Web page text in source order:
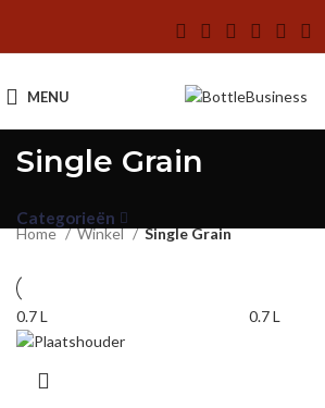
MENU
Single Grain
Categorieën
Home Winkel Single Grain
0.7 L 0.7 L